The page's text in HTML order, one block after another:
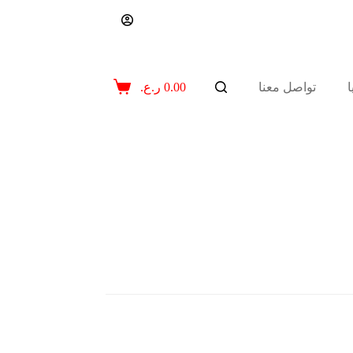
تواصل معنا
عربة
0.00 ر.ع.